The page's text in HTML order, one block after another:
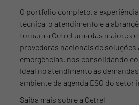
O portfólio completo, a
técnica, o atendimento e a
tornam a Cetrel uma das maiores
provedoras nacionais de soluções
emergências, nos consolidando
ideal no atendimento às
ambiente da agenda ESG do setor
Saiba mais sobre a Cetrel